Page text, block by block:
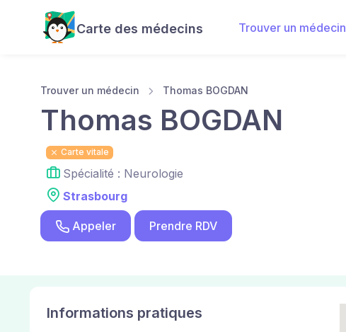
Carte des médecins Trouver un médecin
Trouver un médecin Thomas BOGDAN
Thomas BOGDAN
Carte vitale
Spécialité : Neurologie
Strasbourg
Appeler Prendre RDV
Informations pratiques